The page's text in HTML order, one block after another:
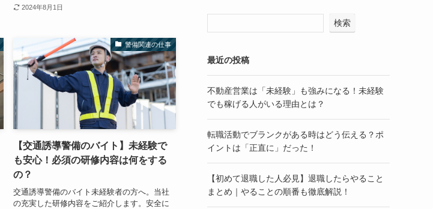
2024年8月1日
警備関連の仕事
【交通誘導警備のバイト】未経験で
も安心！必須の研修内容は何をする
の？
交通誘導警備のバイト未経験者の方へ。当社
の充実した研修内容をご紹介します。安全に
検索
最近の投稿
不動産営業は「未経験」も強みになる！未経験
でも稼げる人がいる理由とは？
転職活動でブランクがある時はどう伝える？ポ
イントは「正直に」だった！
【初めて退職した人必見】退職したらやること
まとめ｜やることの順番も徹底解説！